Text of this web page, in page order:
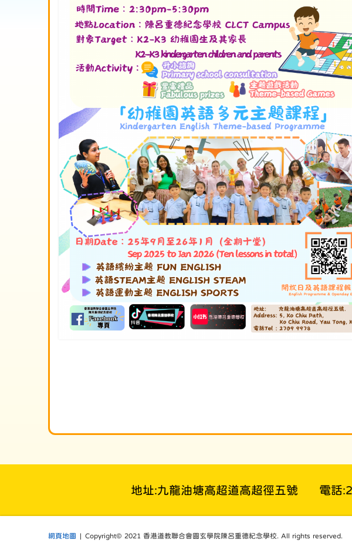
地址:九龍油塘高超道高超徑五號 電話
網頁地圖 | Copyright© 2021 香港道教聯合會圓玄學院陳呂重德紀念學校. All rights reserved.